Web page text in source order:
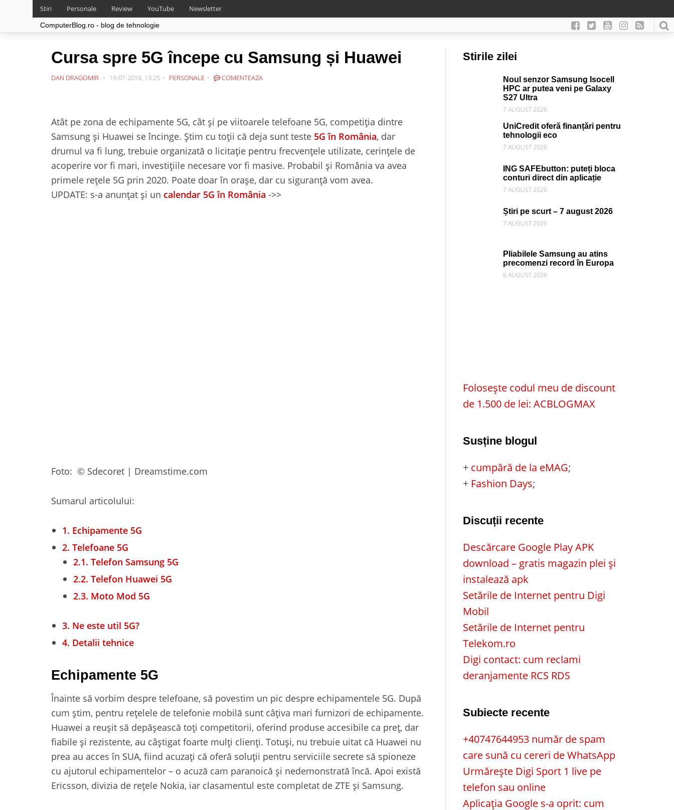
Stiri Personale Review YouTube Newsletter
ComputerBlog.ro - blog de tehnologie
Cursa spre 5G începe cu Samsung și Huawei
DAN DRAGOMIR 19-07-2018, 13:25 PERSONALE COMENTEAZA
Atât pe zona de echipamente 5G, cât și pe viitoarele telefoane 5G, competiția dintre
Samsung și Huawei se încinge. Știm cu toții că deja sunt teste 5G în România, dar
drumul va fi lung, trebuie organizată o licitație pentru frecvențele utilizate, cerințele de
acoperire vor fi mari, investițiile necesare vor fi masive. Probabil și România va avea
primele rețele 5G prin 2020. Poate doar în orașe, dar cu siguranță vom avea.
UPDATE: s-a anunțat și un calendar 5G în România ->>
Foto: © Sdecoret | Dreamstime.com
Sumarul articolului:
1. Echipamente 5G
2. Telefoane 5G
2.1. Telefon Samsung 5G
2.2. Telefon Huawei 5G
2.3. Moto Mod 5G
3. Ne este util 5G?
4. Detalii tehnice
Echipamente 5G
Înainte să vorbim despre telefoane, să povestim un pic despre echipamentele 5G. După
cum știm, pentru rețelele de telefonie mobilă sunt câțiva mari furnizori de echipamente.
Huawei a reușit să depășească toți competitorii, oferind produse accesibile ca preț, dar
fiabile și rezistente, au câștigat foarte mulți clienți. Totuși, nu trebuie uitat că Huawei nu
prea au acces în SUA, fiind acuzați că oferă soluții pentru serviciile secrete să spioneze
cu ajutorul echipamentelor – o acuză cam paranoică și nedemonstrată încă. Apoi există
Ericsson, divizia de rețele Nokia, iar clasamentul este completat de ZTE și Samsung.
Stirile zilei
Noul senzor Samsung Isocell
HPC ar putea veni pe Galaxy
S27 Ultra
7 AUGUST 2026
UniCredit oferă finanțări pentru
tehnologii eco
7 AUGUST 2026
ING SAFEbutton: puteți bloca
conturi direct din aplicație
7 AUGUST 2026
Știri pe scurt – 7 august 2026
7 AUGUST 2026
Pliabilele Samsung au atins
precomenzi record în Europa
6 AUGUST 2026
Folosește codul meu de discount
de 1.500 de lei: ACBLOGMAX
Susține blogul
+ cumpără de la eMAG;
+ Fashion Days;
Discuții recente
Descărcare Google Play APK
download – gratis magazin plei și
instalează apk
Setările de Internet pentru Digi
Mobil
Setările de Internet pentru
Telekom.ro
Digi contact: cum reclami
deranjamente RCS RDS
Subiecte recente
+40747644953 număr de spam
care sună cu cereri de WhatsApp
Urmărește Digi Sport 1 live pe
telefon sau online
Aplicația Google s-a oprit: cum